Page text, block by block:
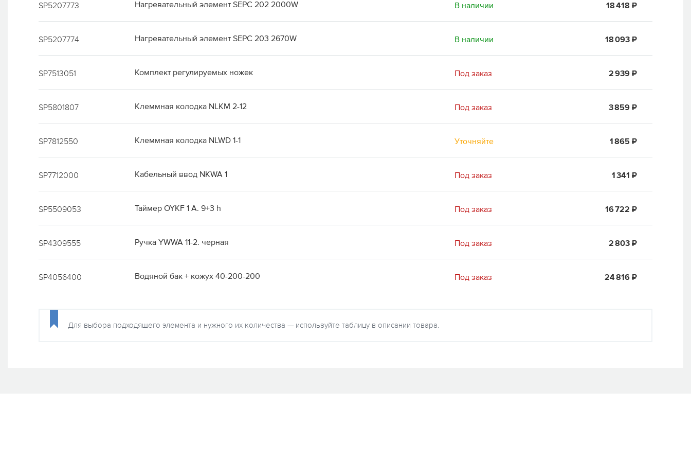
SP5207773 Нагревательный элемент SEPC 202 2000W В наличии 18 418 ₽
SP5207774 Нагревательный элемент SEPC 203 2670W В наличии 18 093 ₽
SP7513051 Комплект регулируемых ножек Под заказ 2 939 ₽
SP5801807 Клеммная колодка NLKM 2-12 Под заказ 3 859 ₽
SP7812550 Клеммная колодка NLWD 1-1 Уточняйте 1 865 ₽
SP7712000 Кабельный ввод NKWA 1 Под заказ 1 341 ₽
SP5509053 Таймер OYKF 1 A. 9+3 h Под заказ 16 722 ₽
SP4309555 Ручка YWWA 11-2. черная Под заказ 2 803 ₽
SP4056400 Водяной бак + кожух 40-200-200 Под заказ 24 816 ₽
Для выбора подходящего элемента и нужного их количества — используйте таблицу в описании товара.